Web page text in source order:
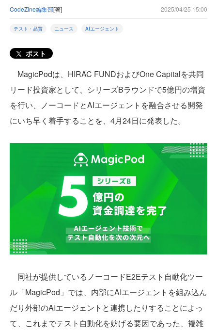
CodeZine編集部[著] 2025/04/25 15:00
テスト・品質 ニュース AIエージェント
ポスト
MagicPodは、HIRAC FUNDおよびOne Capitalを共同
リード投資家として、シリーズBラウンドで5億円の増資
を行い、ノーコードとAIエージェントを融合させる開発
にいち早く着手することを、4月24日に発表した。
同社が提供しているノーコードE2Eテスト自動化ツー
ル「MagicPod」では、内部にAIエージェントを組み込ん
だり外部のAIエージェントと連携したりすることによっ
て、これまでテスト自動化を妨げる要因であった、複雑